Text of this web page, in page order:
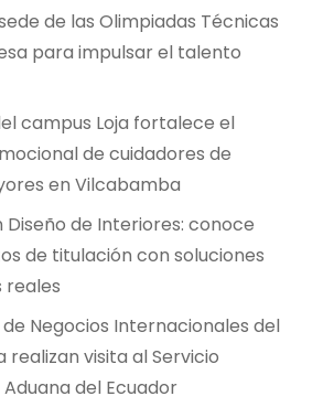
de las Olimpiadas Técnicas
para impulsar el talento
campus Loja fortalece el
de cuidadores de
en Vilcabamba
de Interiores: conoce
de titulación con soluciones
reales
Negocios Internacionales del
realizan visita al Servicio
del Ecuador